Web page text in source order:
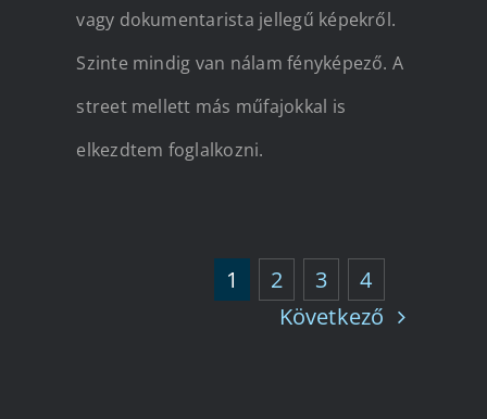
vagy dokumentarista jellegű képekről.
Szinte mindig van nálam fényképező. A
street mellett más műfajokkal is
elkezdtem foglalkozni.
1 2 3
4
Következő